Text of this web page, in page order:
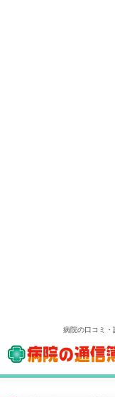
病院の口コミ・
病院の通信簿